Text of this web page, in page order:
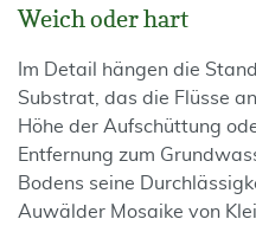
Weich oder hart
Im Detail hängen die
Substrat, das die Flüsse
Höhe der Aufschüttung
Entfernung zum
Bodens seine
Auwälder Mosaike von